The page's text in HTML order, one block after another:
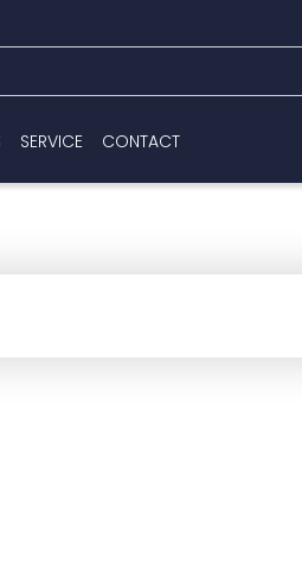
SERVICE CONTACT